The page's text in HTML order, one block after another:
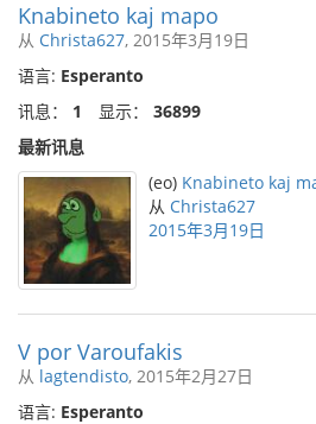
Knabineto kaj mapo
从 Christa627, 2015年3月19日
语言: Esperanto
讯息： 1 显示： 36899
最新讯息
(eo) Knabineto kaj
从 Christa627
2015年3月19日
V por Varoufakis
从 lagtendisto, 2015年2月27日
语言: Esperanto